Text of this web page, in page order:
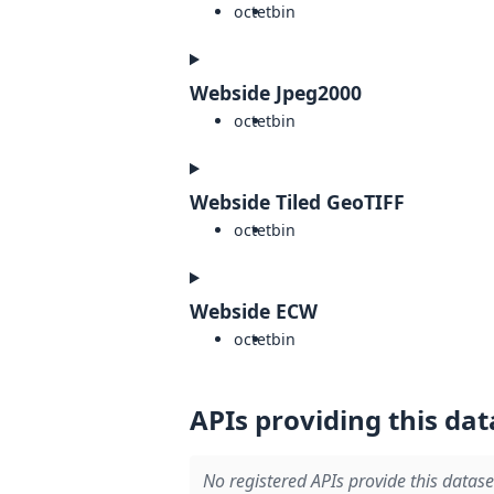
octetbin
Webside Jpeg2000
octetbin
Webside Tiled GeoTIFF
octetbin
Webside ECW
octetbin
APIs providing this
No registered APIs provide this